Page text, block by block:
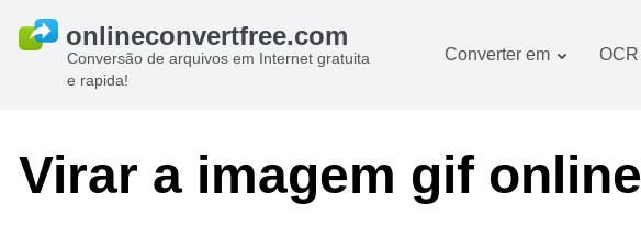
Conversão de arquivos em Internet gratuita
e rapida!
Converter em
Áudio conversor
OCR
Virar a imagem gif online